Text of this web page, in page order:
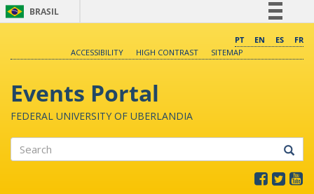
BRASIL
Comunica BR
Canais
PT EN ES
FR
ACCESSIBILITY
HIGH CONTRAST SITEMAP
Events Portal
FEDERAL UNIVERSITY OF UBERLANDIA